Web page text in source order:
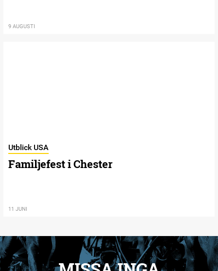
9 AUGUSTI
Utblick USA
Familjefest i Chester
11 JUNI